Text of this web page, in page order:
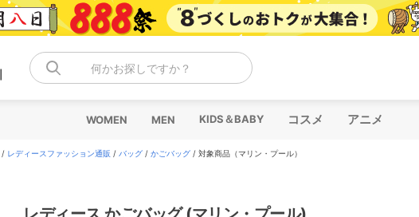
何かお探しですか？
WOMEN MEN KIDS＆BABY コスメ アニメ
/ レディースファッション通販 / バッグ / かごバッグ / 対象商品（マリン・プール）